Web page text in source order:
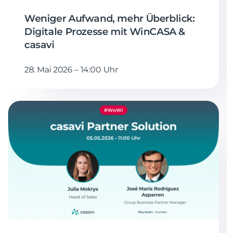
Weniger Aufwand, mehr Überblick:
Digitale Prozesse mit WinCASA &
casavi
28. Mai 2026 – 14:00 Uhr